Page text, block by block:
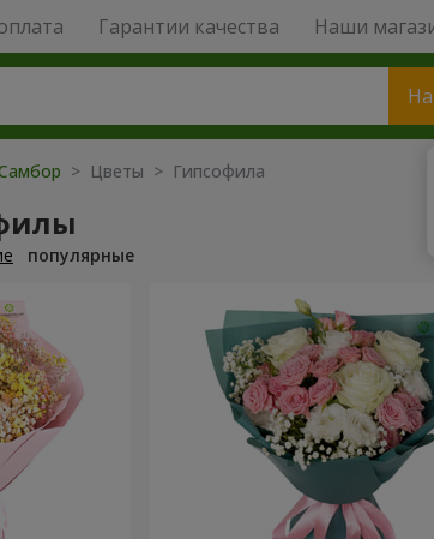
Гарантии качества Наши
> Цветы > Гипсофила
популярные